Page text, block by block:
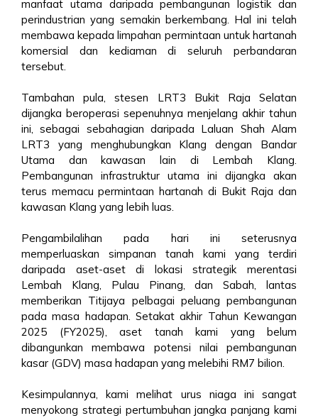
manfaat utama daripada pembangunan logistik dan
perindustrian yang semakin berkembang. Hal ini telah
membawa kepada limpahan permintaan untuk hartanah
komersial dan kediaman di seluruh perbandaran
tersebut.
Tambahan pula, stesen LRT3 Bukit Raja Selatan
dijangka beroperasi sepenuhnya menjelang akhir tahun
ini, sebagai sebahagian daripada Laluan Shah Alam
LRT3 yang menghubungkan Klang dengan Bandar
Utama dan kawasan lain di Lembah Klang.
Pembangunan infrastruktur utama ini dijangka akan
terus memacu permintaan hartanah di Bukit Raja dan
kawasan Klang yang lebih luas.
Pengambilalihan pada hari ini seterusnya
memperluaskan simpanan tanah kami yang terdiri
daripada aset-aset di lokasi strategik merentasi
Lembah Klang, Pulau Pinang, dan Sabah, lantas
memberikan Titijaya pelbagai peluang pembangunan
pada masa hadapan. Setakat akhir Tahun Kewangan
2025 (FY2025), aset tanah kami yang belum
dibangunkan membawa potensi nilai pembangunan
kasar (GDV) masa hadapan yang melebihi RM7 bilion.
Kesimpulannya, kami melihat urus niaga ini sangat
menyokong strategi pertumbuhan jangka panjang kami